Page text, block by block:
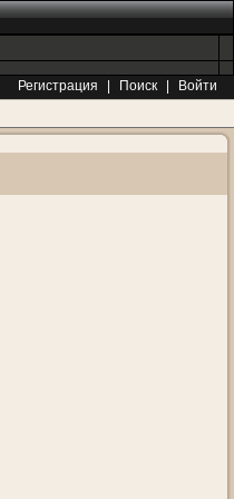
Регистрация Поиск
Войти